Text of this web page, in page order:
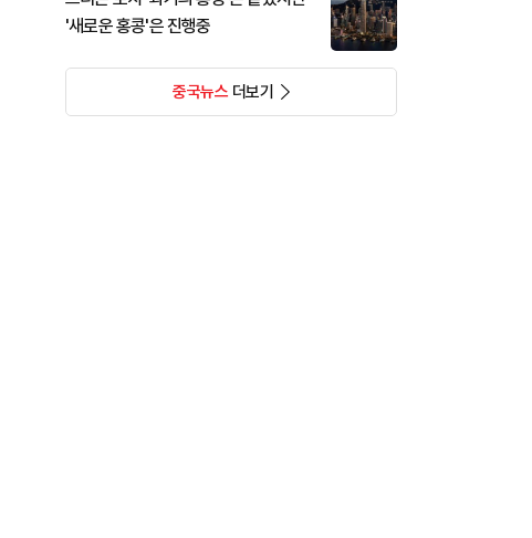
'새로운 홍콩'은 진행중
중국뉴스더보기